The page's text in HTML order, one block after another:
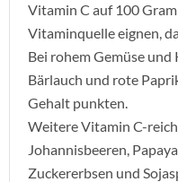
Vitamin C auf 100
Vitaminquelle eignen,
Bei rohem Gemüse
Bärlauch und rote
Gehalt punkten.
Weitere Vitamin C-
Johannisbeeren,
Zuckererbsen und